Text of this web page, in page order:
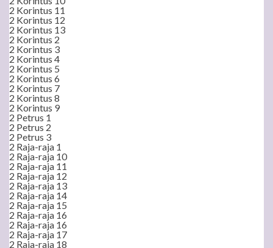
2 Korintus 11
2 Korintus 12
2 Korintus 13
2 Korintus 2
2 Korintus 3
2 Korintus 4
2 Korintus 5
2 Korintus 6
2 Korintus 7
2 Korintus 8
2 Korintus 9
2 Petrus 1
2 Petrus 2
2 Petrus 3
2 Raja-raja 1
2 Raja-raja 10
2 Raja-raja 11
2 Raja-raja 12
2 Raja-raja 13
2 Raja-raja 14
2 Raja-raja 15
2 Raja-raja 16
2 Raja-raja 16
2 Raja-raja 17
2 Raja-raja 18